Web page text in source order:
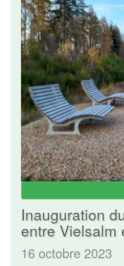
Inauguration
entre Vielsalm
16 octobre 2023